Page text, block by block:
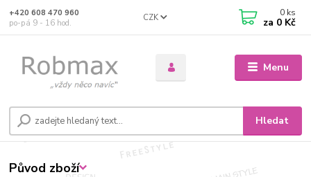
Menu
CZK
Hledat
+420 608 470 960
po-pá 9 - 16 hod.
0 ks
za 0 Kč
Původ zboží